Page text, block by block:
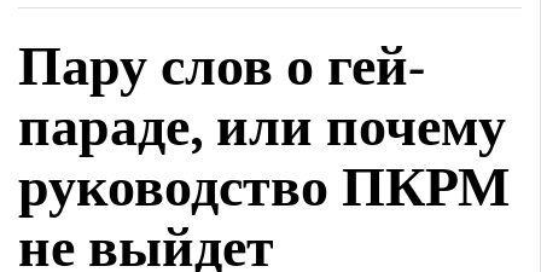
Пару слов о гей-
параде, или почему
руководство ПКРМ
не выйдет